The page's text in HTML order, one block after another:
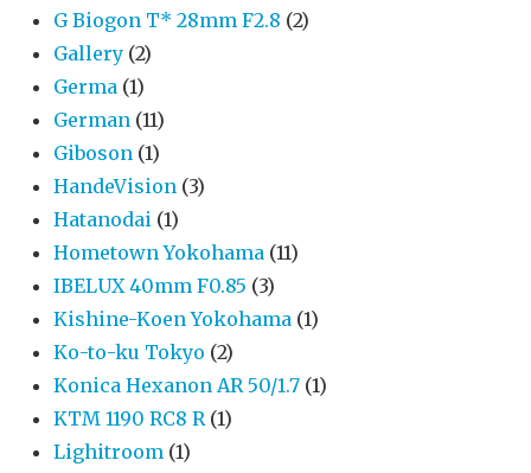
G Biogon T* 28mm F2.8 (2)
Gallery (2)
Germa (1)
German (11)
Giboson (1)
HandeVision (3)
Hatanodai (1)
Hometown Yokohama (11)
IBELUX 40mm F0.85 (3)
Kishine-Koen Yokohama (1)
Ko-to-ku Tokyo (2)
Konica Hexanon AR 50/1.7 (1)
KTM 1190 RC8 R (1)
Lighitroom (1)